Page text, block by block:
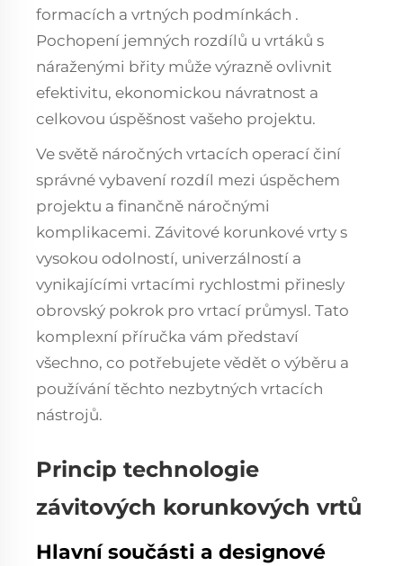
formacích a vrtných podmínkách .
Pochopení jemných rozdílů u vrtáků s
náraženými břity může výrazně ovlivnit
efektivitu, ekonomickou návratnost a
celkovou úspěšnost vašeho projektu.
Ve světě náročných vrtacích operací činí
správné vybavení rozdíl mezi úspěchem
projektu a finančně náročnými
komplikacemi. Závitové korunkové vrty s
vysokou odolností, univerzálností a
vynikajícími vrtacími rychlostmi přinesly
obrovský pokrok pro vrtací průmysl. Tato
komplexní příručka vám představí
všechno, co potřebujete vědět o výběru a
používání těchto nezbytných vrtacích
nástrojů.
Princip technologie
závitových korunkových vrtů
Hlavní součásti a designové